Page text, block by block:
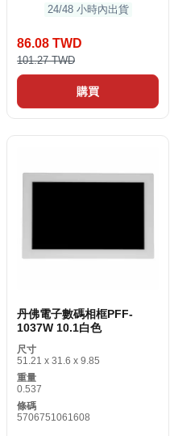
24/48 小時內出貨
86.08 TWD
101.27 TWD
購買
丹佛電子數碼相框PFF-
1037W 10.1白色
尺寸
51.21 x 31.6 x 9.85
重量
0.537
條碼
5706751061608